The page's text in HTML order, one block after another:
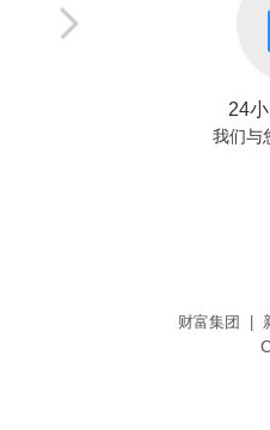
24
我们与
财富集团 |